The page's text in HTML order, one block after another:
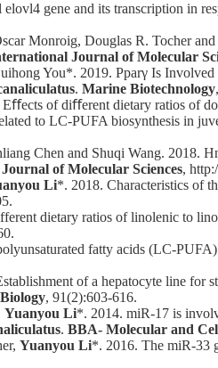
gene and its transcription in
Monroig, Douglas R. Tocher
Journal of Molecular
You*. 2019. Pparγ Is
. Marine Biotechnology
of diﬀerent dietary ratios of
to LC-PUFA biosynthesis in
Chen and Shuqi Wang. 2018.
of Molecular Sciences,
Li*. 2018. Characteristics of
dietary ratios of linolenic to
fatty acids (LC-
of a hepatocyte line for
, 91(2):603-616.
Yuanyou Li*. 2014. miR-17 is
. BBA- Molecular and
Yuanyou Li*. 2016. The miR-33